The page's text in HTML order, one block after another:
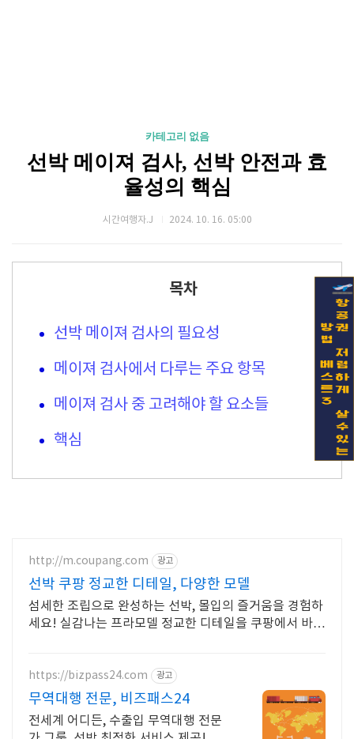
카테고리 없음
선박 메이져 검사, 선박 안전과 효
율성의 핵심
시간여행자.J 2024. 10. 16. 05:00
목차
선박 메이져 검사의 필요성
메이져 검사에서 다루는 주요 항목
메이져 검사 중 고려해야 할 요소들
핵심
http://m.coupang.com 광고
선박 쿠팡 정교한 디테일, 다양한 모델
섬세한 조립으로 완성하는 선박, 몰입의 즐거움을 경험하
세요! 실감나는 프라모델 정교한 디테일을 쿠팡에서 바로
https://bizpass24.com 광고
무역대행 전문, 비즈패스24
전세계 어디든, 수출입 무역대행 전문